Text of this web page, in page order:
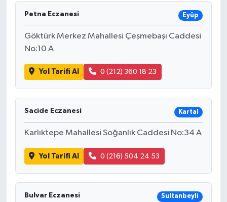
Petna Eczanesi Eyüp
Göktürk Merkez Mahallesi Çeşmebaşı Caddesi
No:10 A
Yol Tarifi Al 0 (212) 360 18 23
Sacide Eczanesi Kartal
Karlıktepe Mahallesi Soğanlık Caddesi No:34 A
Yol Tarifi Al 0 (216) 504 24 53
Bulvar Eczanesi Sultanbeyli